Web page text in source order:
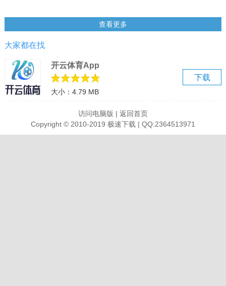
查看更多
大家都在找
下载
开云体育App
大小：4.79 MB
访问电脑版 | 返回首页
Copyright © 2010-2019 极速下载 | QQ:2364513971